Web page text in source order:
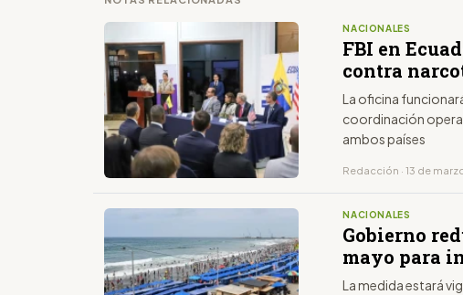
NACIONALES
FBI en
contra
La oficina
coordinación
ambos países
Redacción · 13 de
NACIONALES
Gobierno
mayo para
La medida estará